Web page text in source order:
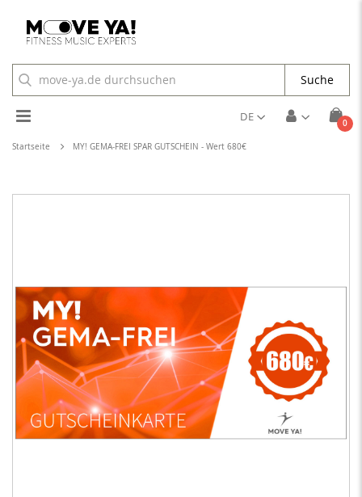
Cart
0
Toggle
Nav
DE
Suche
Startseite MY! GEMA-FREI SPAR GUTSCHEIN - Wert 680€